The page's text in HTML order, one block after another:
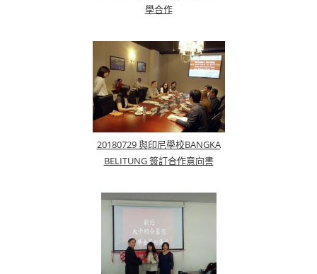
學合作
20180729 與印尼學校BANGKA
BELITUNG 簽訂合作意向書